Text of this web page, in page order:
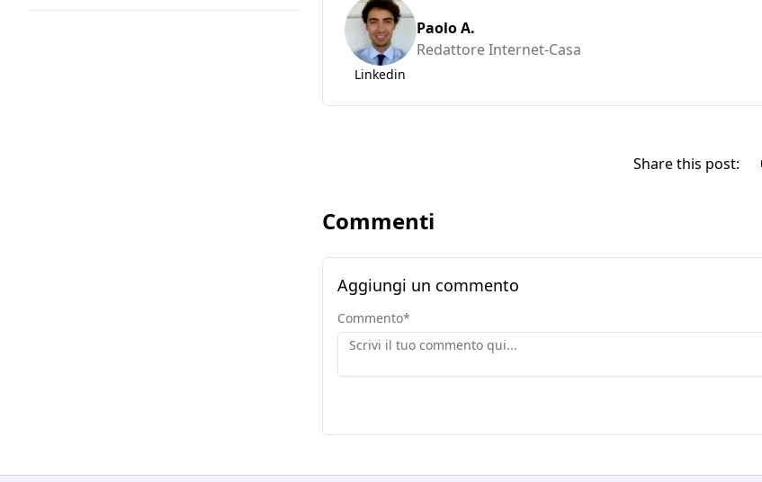
Linkedin
Paolo A.
Redattore Internet-Casa
Share this post:
Commenti
Aggiungi un commento
Commento*